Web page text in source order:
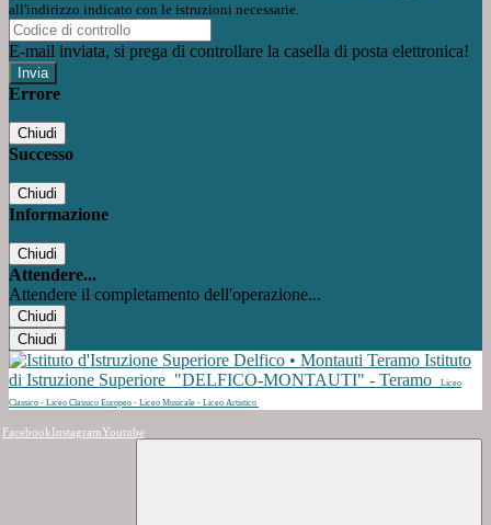
all'indirizzo indicato con le istruzioni necessarie.
E-mail inviata, si prega di controllare la casella di posta elettronica!
Errore
Chiudi
Successo
Chiudi
Informazione
Chiudi
Attendere...
Attendere il completamento dell'operazione...
Chiudi
Chiudi
Istituto
di Istruzione Superiore "DELFICO-MONTAUTI" - Teramo
Liceo
Classico - Liceo Classico Europeo - Liceo Musicale - Liceo Artistico
Facebook InstagramYoutube